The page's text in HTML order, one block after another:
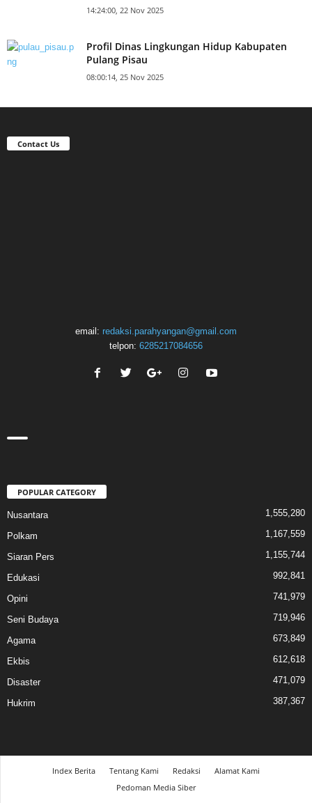
14:24:00, 22 Nov 2025
Profil Dinas Lingkungan Hidup Kabupaten
Pulang Pisau
08:00:14, 25 Nov 2025
Contact Us
email: redaksi.parahyangan@gmail.com
telpon: 6285217084656
POPULAR CATEGORY
Nusantara 1,555,280
Polkam 1,167,559
Siaran Pers 1,155,744
Edukasi 992,841
Opini 741,979
Seni Budaya 719,946
Agama 673,849
Ekbis 612,618
Disaster 471,079
Hukrim 387,367
Index Berita Tentang Kami Redaksi
Alamat Kami
Pedoman Media Siber